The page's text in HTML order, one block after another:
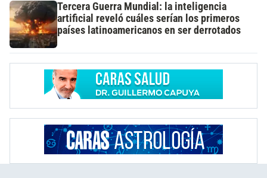
Tercera Guerra Mundial: la inteligencia
artificial reveló cuáles serían los primeros
países latinoamericanos en ser derrotados